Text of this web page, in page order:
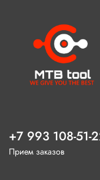
+7 993 108-51-
Прием заказов